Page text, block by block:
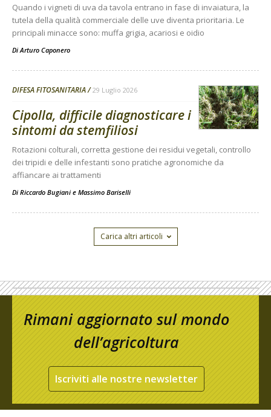
Quando i vigneti di uva da tavola entrano in fase di invaiatura, la
tutela della qualità commerciale delle uve diventa prioritaria. Le
principali minacce sono: muffa grigia, acariosi e oidio
Di Arturo Caponero
DIFESA FITOSANITARIA 29 Luglio 2026
Cipolla, difficile diagnosticare i
sintomi da stemfiliosi
Rotazioni colturali, corretta gestione dei residui vegetali, controllo
dei tripidi e delle infestanti sono pratiche agronomiche da
affiancare ai trattamenti
Di Riccardo Bugiani e Massimo Bariselli
Carica altri articoli
Rimani aggiornato sul mondo
dell’agricoltura
Iscriviti alle nostre newsletter